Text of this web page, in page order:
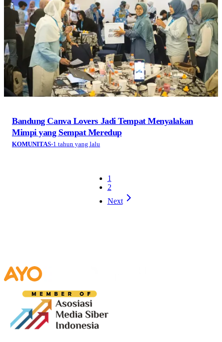
Bandung Canva Lovers Jadi Tempat Menyalakan
Mimpi yang Sempat Meredup
KOMUNITAS·1 tahun yang lalu
1
2
Next